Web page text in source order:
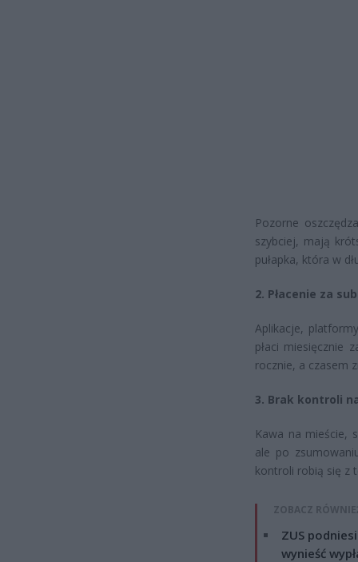
Pozorne
szybciej, mają
pułapka, która w
2. Płacenie za
Aplikacje,
płaci miesięcznie
rocznie, a czasem
3. Brak kontroli
Kawa na mieście,
ale po
kontroli robią się z
ZOBACZ
ZUS
wynieść